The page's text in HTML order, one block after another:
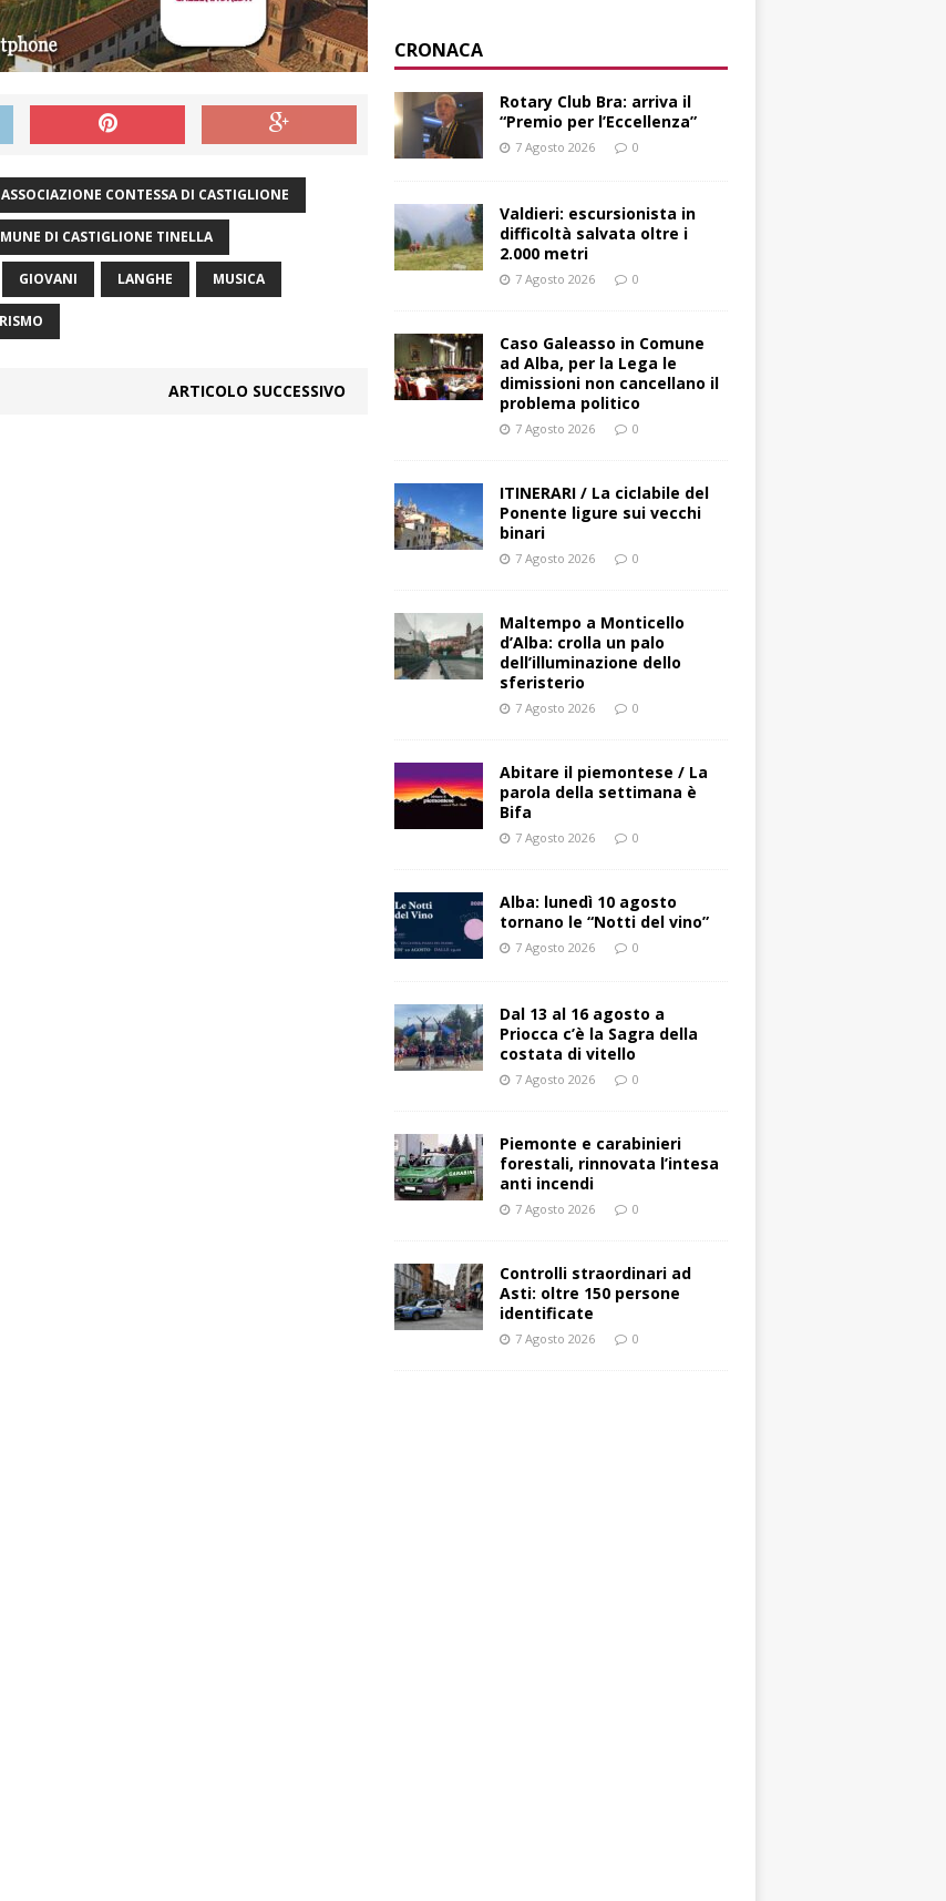
ASSOCIAZIONE CONTESSA DI CASTIGLIONE
DI CASTIGLIONE TINELLA
GIOVANI LANGHE MUSICA
ARTICOLO SUCCESSIVO
CRONACA
Rotary Club Bra: arriva il
“Premio per l’Eccellenza”
7 Agosto 2026 0
Valdieri: escursionista in
difficoltà salvata oltre i
2.000 metri
7 Agosto 2026 0
Caso Galeasso in Comune
ad Alba, per la Lega le
dimissioni non cancellano il
problema politico
7 Agosto 2026 0
ITINERARI / La ciclabile del
Ponente ligure sui vecchi
binari
7 Agosto 2026 0
Maltempo a Monticello
d’Alba: crolla un palo
dell’illuminazione dello
sferisterio
7 Agosto 2026 0
Abitare il piemontese / La
parola della settimana è
Bifa
7 Agosto 2026 0
Alba: lunedì 10 agosto
tornano le “Notti del vino”
7 Agosto 2026 0
Dal 13 al 16 agosto a
Priocca c’è la Sagra della
costata di vitello
7 Agosto 2026 0
Piemonte e carabinieri
forestali, rinnovata l’intesa
anti incendi
7 Agosto 2026 0
Controlli straordinari ad
Asti: oltre 150 persone
identificate
7 Agosto 2026 0